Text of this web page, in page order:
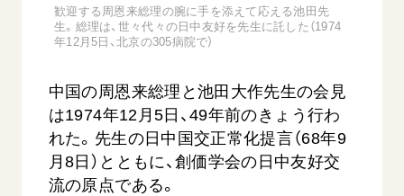
第3代会長・池田大作先生
教育本部の活動
図書贈呈
組織・機構
会長・理事長・各部長の紹介
略年表
入会について
関連団体
道府県中心会館
御書検索［新版］
創価学会総本部
聖教電子版
聖教ブックストア
soka youth media
Soka Gakkai グローバルサイト
ご意見
歓迎する周恩来総理の腕に手を添えて応える池田先
生。総理は、世々代々の日中友好を先生に託した（1974
年12月5日、北京の305病院で）
中国の周恩来総理と池田大作先生の会見
は1974年12月5日、49年前のきょう行わ
れた。先生の日中国交正常化提言（68年9
月8日）とともに、創価学会の日中友好交
流の原点である。